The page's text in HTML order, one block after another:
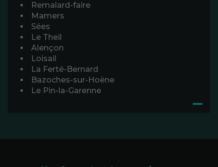
Remalard-faire
Mamers
Sées
Le Theil
Alençon
Loisail
La Ferté-Bernard
Bazoches-sur-Hoëne
Le Pin-la-Garenne